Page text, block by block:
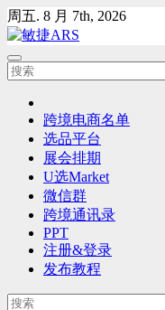
Skip
to
content
周五. 8 月 7th, 2026
跨境电商名单
选品平台
展会排期
U选Market
微信群
跨境通讯录
PPT
注册&登录
发布教程